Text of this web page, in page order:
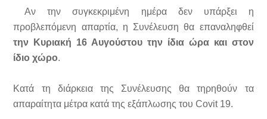
Αν την συγκεκριμένη ημέρα δεν υπάρξει η
προβλεπόμενη απαρτία, η Συνέλευση θα επαναληφθεί
την Κυριακή 16 Αυγούστου την ίδια ώρα και στον
ίδιο χώρο.
Κατά τη διάρκεια της Συνέλευσης θα τηρηθούν τα
απαραίτητα μέτρα κατά της εξάπλωσης του Covit 19.